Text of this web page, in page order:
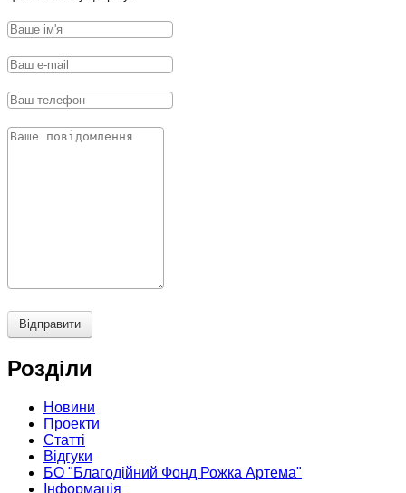
Відправити
Розділи
Новини
Проекти
Статті
Відгуки
БО "Благодійний Фонд Рожка Артема"
Інформація